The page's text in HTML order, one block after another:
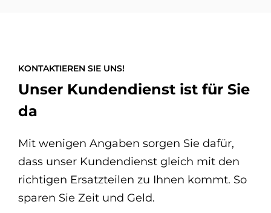
KONTAKTIEREN SIE UNS!
Unser Kundendienst ist für Sie
da
Mit wenigen Angaben sorgen Sie dafür,
dass unser Kundendienst gleich mit den
richtigen Ersatzteilen zu Ihnen kommt. So
sparen Sie Zeit und Geld.